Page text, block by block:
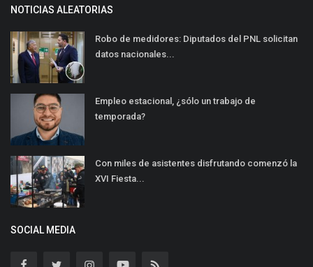
NOTICIAS ALEATORIAS
Robo de medidores: Diputados del PNL solicitan
datos nacionales...
Empleo estacional, ¿sólo un trabajo de
temporada?
Con miles de asistentes disfrutando comenzó la
XVI Fiesta...
SOCIAL MEDIA